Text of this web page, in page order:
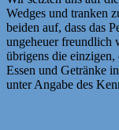
Wedges und tranken
beiden auf, dass das
ungeheuer freundlich
übrigens die
Essen und Getränke
unter Angabe des